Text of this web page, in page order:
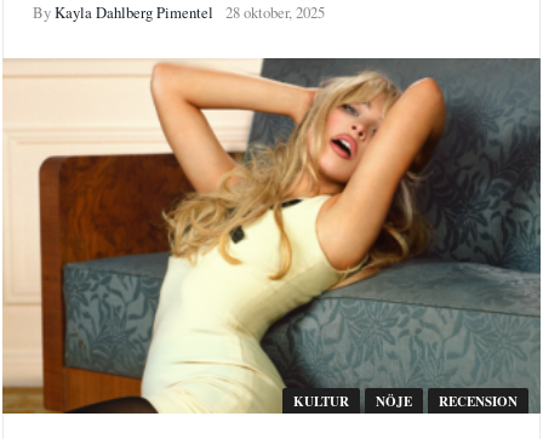
ByKayla Dahlberg Pimentel 28 oktober, 2025
KULTUR NÖJE RECENSION